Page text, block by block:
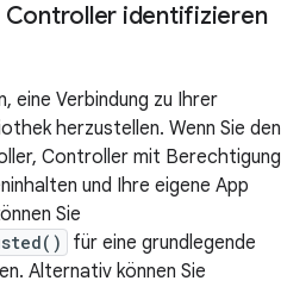
identifizieren
eine Verbindung zu Ihrer
herzustellen. Wenn Sie den
Controller mit Berechtigung
und Ihre eigene App
Sie
für eine grundlegende
Alternativ können Sie